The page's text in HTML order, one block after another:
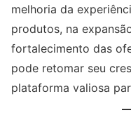
melhoria da
produtos, na
fortalecimento das
pode retomar seu
plataforma valiosa